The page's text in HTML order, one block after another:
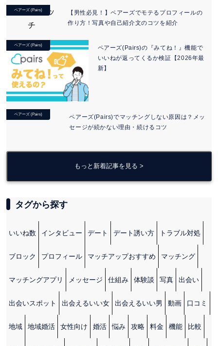
ペアーズ (Pairs)
【男性必見！】ペアーズでモテるプロフィールの
作り方！写真や自己紹介文のコツを紹介
ペアーズ (Pairs)
ペアーズ(Pairs)の『みてね！』機能で
いいねが返ってくるか検証【2026年最
新】
ペアーズ (Pairs)
ペアーズ(Pairs)でマッチングしない原因は？メッ
セージが続かない理由・続けるコツ
もっと新着記事を見る >
タグから探す
いいね数 インタビュー デート デート誘い方 トラブル対処
ブロック プロフィール マッチアップおすすめ マッチング
マッチングアプリ メッセージ 仕組み 体験談 写真 出会い
出会いスポット 出会えるいい女 出会えるいい男 動画 口コミ
地域 地域婚活 女性向け 婚活 悩み 攻略 料金 機能 比較